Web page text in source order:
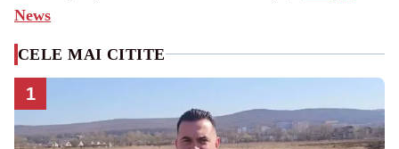
News
CELE MAI CITITE
1